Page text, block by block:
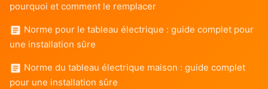
pourquoi et comment le remplacer
Norme pour le tableau électrique : guide complet pour
une installation sûre
Norme du tableau électrique maison : guide complet
pour une installation sûre